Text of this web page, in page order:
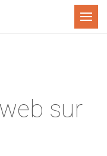
Menu
sur